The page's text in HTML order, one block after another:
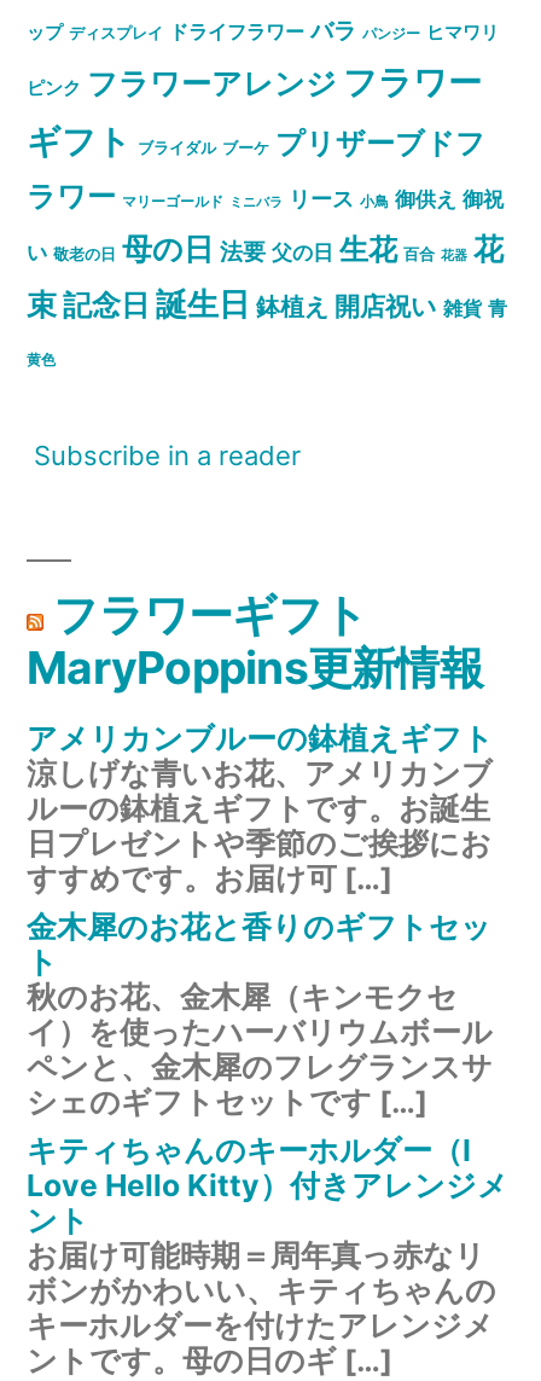
ップ ディスプレイ ドライフラワー バラ パンジー ヒマワリ
ピンク フラワーアレンジ フラワー
ギフト
ブライダル ブーケ プリザーブドフ
ラワー マリーゴールド ミニバラ リース 小鳥 御供え 御祝
い 敬老の日 母の日 法要 父の日 生花 百合 花器 花
束記念日 誕生日 鉢植え 開店祝い 雑貨 青
黄色
Subscribe in a reader
フラワーギフト
MaryPoppins更新情報
アメリカンブルーの鉢植えギフト
涼しげな青いお花、アメリカンブ
ルーの鉢植えギフトです。お誕生
日プレゼントや季節のご挨拶にお
すすめです。お届け可 […]
金木犀のお花と香りのギフトセッ
ト
秋のお花、金木犀（キンモクセ
イ）を使ったハーバリウムボール
ペンと、金木犀のフレグランスサ
シェのギフトセットです […]
キティちゃんのキーホルダー（I
Love Hello Kitty）付きアレンジメ
ント
お届け可能時期＝周年真っ赤なリ
ボンがかわいい、キティちゃんの
キーホルダーを付けたアレンジメ
ントです。母の日のギ […]